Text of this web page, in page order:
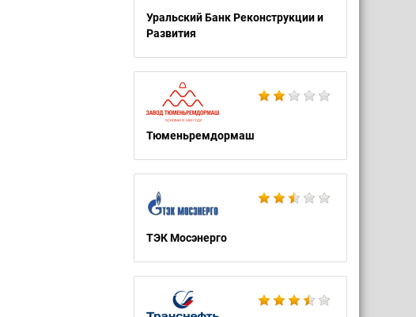
Уральский Банк Реконструкции и
Развития
Тюменьремдормаш
ТЭК Мосэнерго